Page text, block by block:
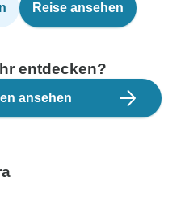
Reise ansehen
entdecken?
ansehen